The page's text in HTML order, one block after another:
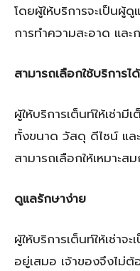
โดยผู้ให้บริการจะเป็น
การทำความสะอาด และ
สามารถเลือกใช้บริการ
ผู้ให้บริการเต็นท์ให้เช่า
ทั้งขนาด วัสดุ ดีไซน์ แล
สามารถเลือกให้เหมาะ
ดูแลรักษาง่าย
ผู้ให้บริการเต็นท์ให้เช่า
อยู่เสมอ เจ้าของจึงไม่